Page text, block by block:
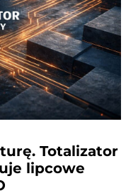
Totalizator
lipcowe